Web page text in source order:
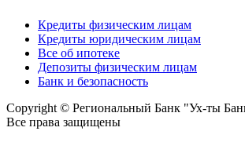
Кредиты физическим лицам
Кредиты юридическим лицам
Все об ипотеке
Депозиты физическим лицам
Банк и безопасность
Copyright © Региональный Банк "Ух-ты
Все права защищены